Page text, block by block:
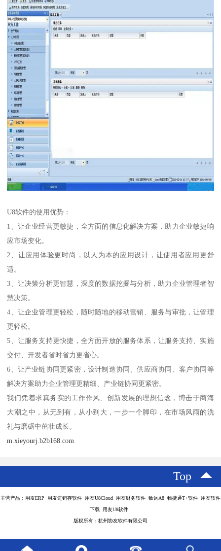
U8软件的使用优势：
1、让企业经营更敏捷，全方面的信息化解决方案，助力企业敏捷响
应市场变化。
2、让应用体验更时尚，以人为本的应用设计，让使用者应用更舒
适。
3、让决策分析更智慧，深度的数据挖掘与分析，助力企业管理者智
慧决策。
4、让企业管理更轻松，随时随地的移动营销、服务与审批，让管理
更轻松。
5、让服务支持更快捷，全方面开放的服务体系，让服务支持、实施
交付、开发者省时省力更省心。
6、让产业链协同更紧密，设计制造协同、供应商协同、客户协同等
解决方案助力企业管理更精细、产业链协同更紧密。
我们凭着求真务实的工作作风、创新发展的理想信念，博击于商海
大潮之中，从无到有，从小到大，一步一个脚印，在市场风雨的洗
礼与磨砺中茁壮成长。
m.xieyourj.b2b168.com
Top
主营产品：用友ERP 用友进销存软件 用友U8Cloud 用友财务软件 致远A8 畅捷通T+软件 用友软件
下载 用友U8软件
版权所有：杭州协友软件有限公司